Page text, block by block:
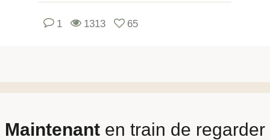
1 1313 65
Maintenanten train de regarder